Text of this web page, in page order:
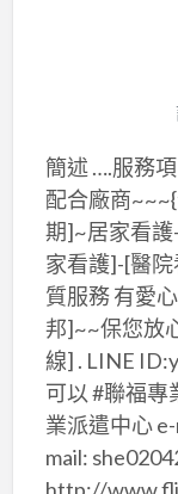
簡述 ….服務
配合廠商
期]~居家看
家看護]-[醫
質服務 有愛
邦]~~保您放
線] . LINE
可以 #聯福專
業派遣中心
mail: